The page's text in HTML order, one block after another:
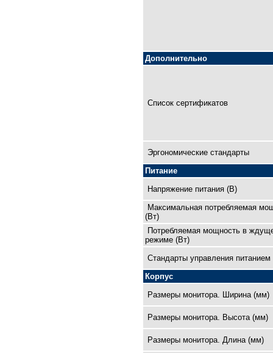
Дополнительно
Список сертификатов
Эргономические стандарты
Питание
Напряжение питания (В)
Максимальная потребляемая
(Вт)
Потребляемая мощность в
режиме (Вт)
Cтандарты управления питанием
Корпус
Размеры монитора. Ширина (мм)
Размеры монитора. Высота (мм)
Размеры монитора. Длина (мм)